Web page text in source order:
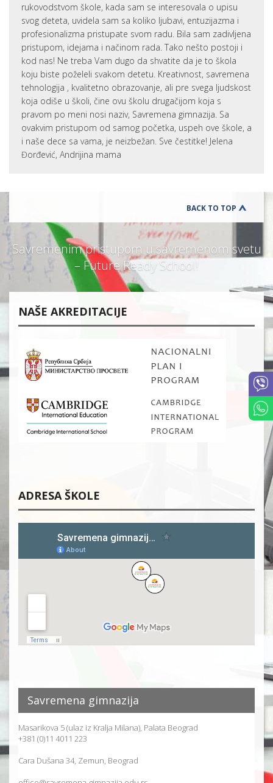
rukovodstvom škole, kada sam se interesovala o upisu
svog deteta, uvidela sam sa koliko ljubavi, entuzijazma i
profesionalizma pristupate svom radu. Bila sam zadivljena
pristupom, idejama i načinom rada. Tako nešto postoji i
kod nas! Ne treba Vam dugo da shvatite da je to škola
koju biste poželeli svakom detetu. Kreativnost, savremena
tehnologija , kvalitetno obrazovanje, ali pre svega ljudskost
koja odiše u školi, čine ovu školu drugačijom koja s
pravom po meni nosi naziv, Savremena gimnazija. Sa
ovakvim pristupom od samog početka, uspeh ove škole, a
i naše dece sa vama, je neizbežan. Sve čestitke! Jelena
Đorđević, Andrijina mama
BACK TO TOP
Savremenim pristupom u savremenom svetu
– Future Ready School!
NAŠE AKREDITACIJE
ADRESA ŠKOLE
Savremena gimnazija
Masarikova 5 (ulaz iz Kralja Milana), Palata Beograd
+381 (0)11 4011 223
Cara Dušana 34, Zemun, Beograd